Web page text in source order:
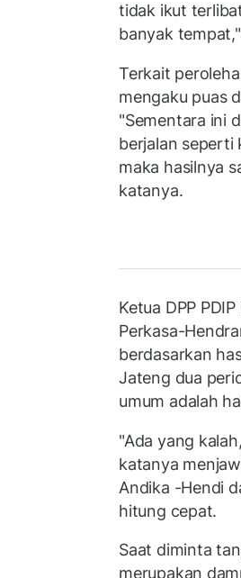
tidak ikut
banyak
Terkait
mengaku puas
"Sementara ini
berjalan seperti
maka hasilnya
katanya.
Ketua DPP
Perkasa-
berdasarkan
Jateng dua
umum adalah
"Ada yang
katanya
Andika -Hendi
hitung cepat.
Saat diminta
merupakan